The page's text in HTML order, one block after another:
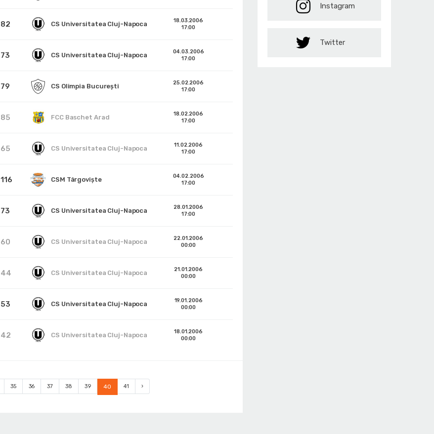
82 CS Universitatea Cluj-Napoca
18.03.2006
17:00
73 CS Universitatea Cluj-Napoca
04.03.2006
17:00
79 CS Olimpia București
25.02.2006
17:00
85 FCC Baschet Arad
18.02.2006
17:00
65 CS Universitatea Cluj-Napoca
11.02.2006
17:00
116 CSM Târgoviște
04.02.2006
17:00
73 CS Universitatea Cluj-Napoca
28.01.2006
17:00
60 CS Universitatea Cluj-Napoca
22.01.2006
00:00
44 CS Universitatea Cluj-Napoca
21.01.2006
00:00
53 CS Universitatea Cluj-Napoca
19.01.2006
00:00
42 CS Universitatea Cluj-Napoca
18.01.2006
00:00
35 36 37 38 39 40 41 ›
Instagram
Twitter